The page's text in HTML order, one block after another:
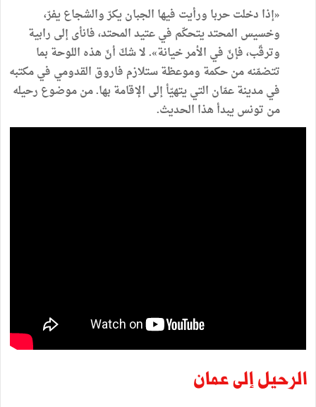
«إذا دخلتحربا ورأيت فيها الجبانيكرّوالشجاعيفرّ،
وخسيس المحتديتحكّم فيعتيدالمحتد،فانأىإلى رابية
وترقّب،فإنّ في الأمرخيانة»
.لاشكّ أنّ هذه اللوحة بما
تتضمّنهمنحكمة وموعظةستلازم فاروق القدومي فيمكتبه
فيمدينةعمّان التييتهيّأإلى الإقامة بها.منموضوع رحيله
من تونسيبدأ هذا الحديث.
الرحيل إلى عمان